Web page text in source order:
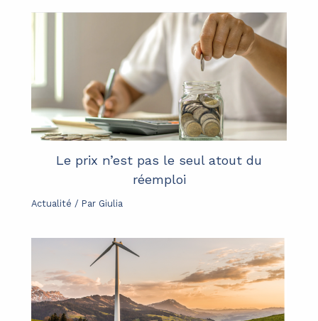
Le prix n’est pas le seul atout du
réemploi
Actualité / Par Giulia